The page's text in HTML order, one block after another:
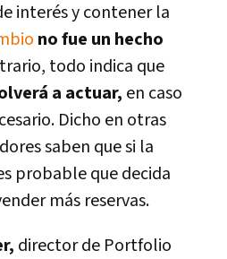
interés y contener la
no fue un hecho
todo indica que
a actuar, en caso
Dicho en otras
saben que si la
probable que decida
más reservas.
director de Portfolio